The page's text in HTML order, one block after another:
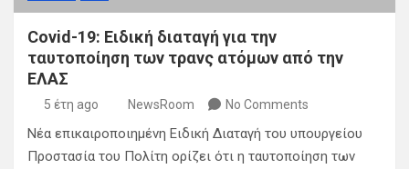
Covid-19: Ειδική διαταγή για την
ταυτοποίηση των τρανς ατόμων από την
ΕΛΑΣ
5 έτη ago NewsRoom No Comments
Νέα επικαιροποιημένη Ειδική Διαταγή του υπουργείου
Προστασία του Πολίτη ορίζει ότι η ταυτοποίηση των